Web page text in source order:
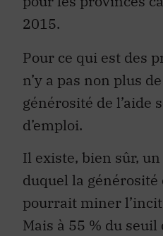
2015.
Pour ce qui est des
n’y a pas non plus
générosité de l’aide
d’emploi.
Il existe, bien sûr,
duquel la
pourrait miner
Mais à 55 % du